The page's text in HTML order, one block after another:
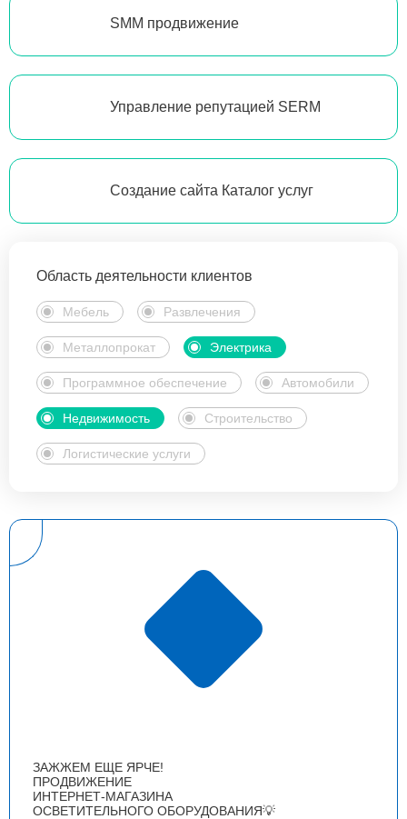
SMM продвижение
Управление репутацией SERM
Создание сайта Каталог услуг
Область деятельности клиентов
Мебель Развлечения
Металлопрокат Электрика
Программное обеспечение Автомобили
Недвижимость Строительство
Логистические услуги
ЗАЖЖЕМ ЕЩЕ ЯРЧЕ!
ПРОДВИЖЕНИЕ
ИНТЕРНЕТ-МАГАЗИНА
ОСВЕТИТЕЛЬНОГО ОБОРУДОВАНИЯ💡